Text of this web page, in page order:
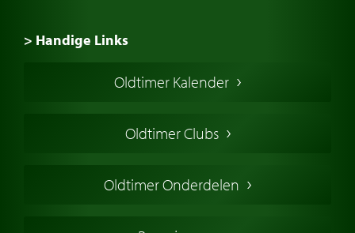
> Handige Links
Amerikaanse oldtimers
Franse oldtimers
Oldtimer Kalender
Oldtimer Clubs
Oldtimer Onderdelen